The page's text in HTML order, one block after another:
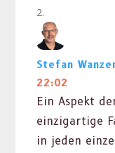
Stefan
22:02
Ein Aspekt
einzi­gar­tige
in jeden